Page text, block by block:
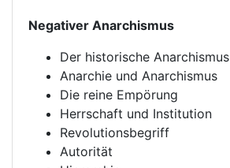
Negativer Anarchismus
Der historische Anarchismus
Anarchie und Anarchismus
Die reine Empörung
Herrschaft und Institution
Revolutionsbegriff
Autorität